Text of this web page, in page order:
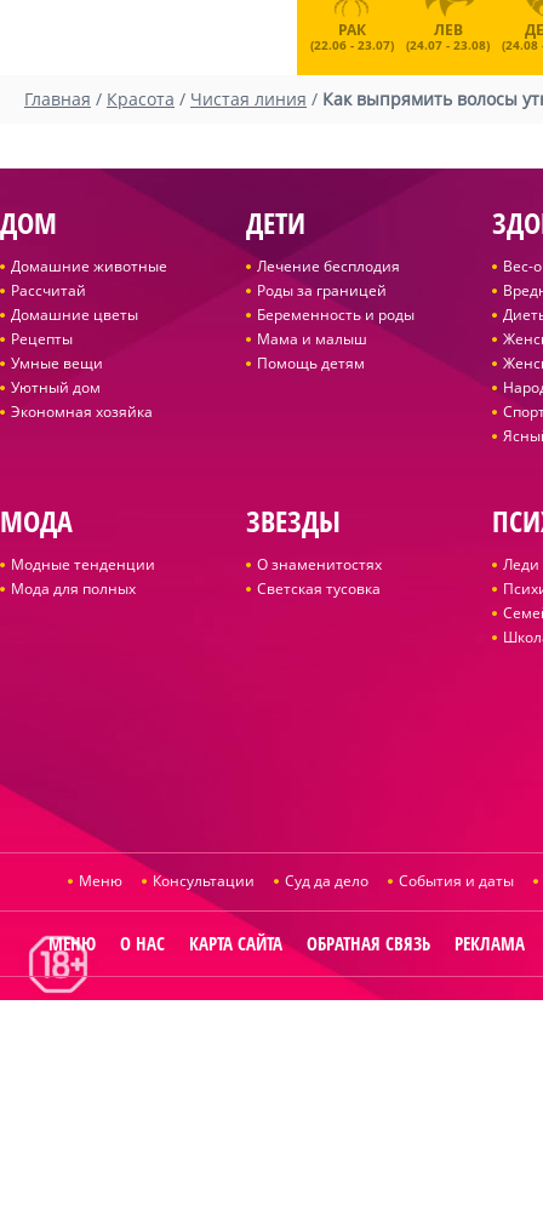
РАК
(22.06 - 23.07)
ЛЕВ
(24.07 - 23.08) (24.08
Главная / Красота / Чистая линия / Как выпрямить волосы
ДОМ
Домашние животные
Рассчитай
Домашние цветы
Рецепты
Умные вещи
Уютный дом
Экономная хозяйка
ДЕТИ
Лечение бесплодия
Роды за границей
Беременность и роды
Мама и малыш
Помощь детям
Вес-
МОДА
Модные тенденции
Мода для полных
ЗВЕЗДЫ
О знаменитостях
Светская тусовка
Леди
Меню Консультации Суд да дело События и даты
МЕНЮ О НАС КАРТА САЙТА ОБРАТНАЯ СВЯЗЬ РЕКЛАМА